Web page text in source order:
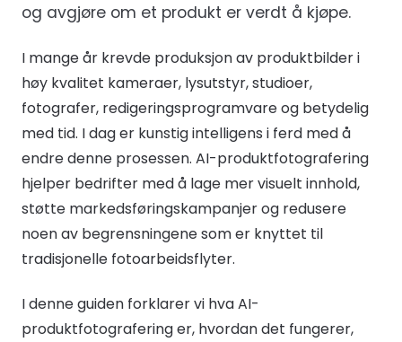
og avgjøre om et produkt er verdt å kjøpe.
I mange år krevde produksjon av produktbilder i
høy kvalitet kameraer, lysutstyr, studioer,
fotografer, redigeringsprogramvare og betydelig
med tid. I dag er kunstig intelligens i ferd med å
endre denne prosessen. AI-produktfotografering
hjelper bedrifter med å lage mer visuelt innhold,
støtte markedsføringskampanjer og redusere
noen av begrensningene som er knyttet til
tradisjonelle fotoarbeidsflyter.
I denne guiden forklarer vi hva AI-
produktfotografering er, hvordan det fungerer,